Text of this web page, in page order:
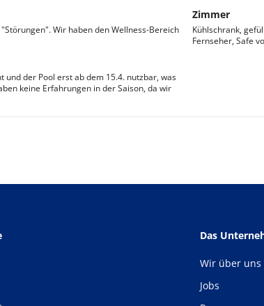
Wir haben den Wellness-Bereich
Zimmer
Kühlschrank,
Fernseher, Safe
und der Pool erst ab dem 15.4. nutzbar, was
keine Erfahrungen in der Saison, da wir
Das
Wir über uns
Jobs